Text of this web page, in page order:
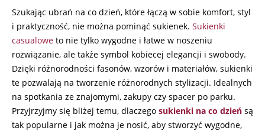
Szukając ubrań na co dzień, które łączą w sobie komfort, styl
i praktyczność, nie można pominąć sukienek. Sukienki
casualowe to nie tylko wygodne i łatwe w noszeniu
rozwiązanie, ale także symbol kobiecej elegancji i swobody.
Dzięki różnorodności fasonów, wzorów i materiałów, sukienki
te pozwalają na tworzenie różnorodnych stylizacji. Idealnych
na spotkania ze znajomymi, zakupy czy spacer po parku.
Przyjrzyjmy się bliżej temu, dlaczego sukienki na co dzień są
tak popularne i jak można je nosić, aby stworzyć wygodne,